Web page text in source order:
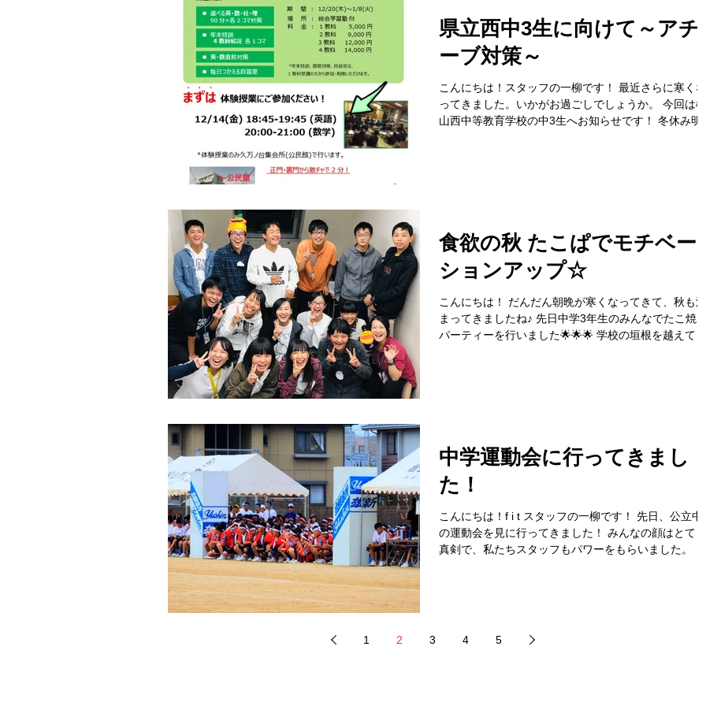
県立西中3生に向けて～アチ
ーブ対策～
こんにちは！スタッフの一柳です！ 最近さらに寒くな
ってきました。いかがお過ごしでしょうか。 今回は松
山西中等教育学校の中3生へお知らせです！ 冬休み明け
食欲の秋 たこぱでモチベー
ションアップ☆
こんにちは！ だんだん朝晩が寒くなってきて、秋も深
まってきましたね♪ 先日中学3年生のみんなでたこ焼き
パーティーを行いました🌟🌟🌟 学校の垣根を越えて、
中学運動会に行ってきまし
た！
こんにちは！f i t スタッフの一柳です！ 先日、公立中
の運動会を見に行ってきました！ みんなの顔はとても
真剣で、私たちスタッフもパワーをもらいました。 特
1 2 3 4 5